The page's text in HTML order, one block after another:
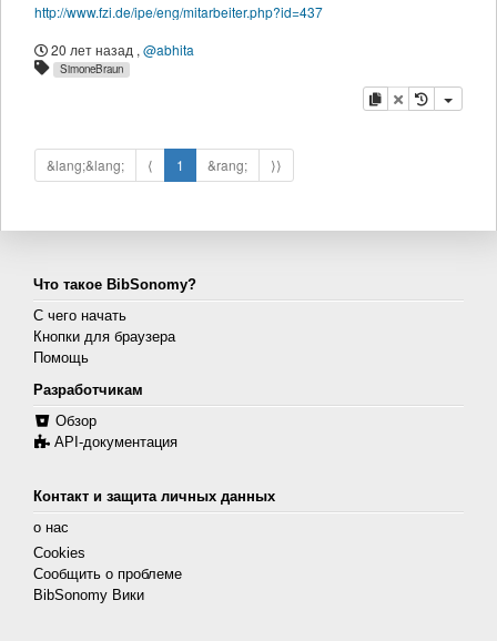
http://www.fzi.de/ipe/eng/mitarbeiter.php?id=437
20 лет назад , @abhita
SimoneBraun
копировать
удалить
&lang;&lang; ⟨ 1 &rang; ⟩⟩
Что такое BibSonomy?
С чего начать
Кнопки для браузера
Помощь
Разработчикам
Обзор
API-документация
Контакт и защита личных данных
о нас
Cookies
Сообщить о проблеме
BibSonomy Вики